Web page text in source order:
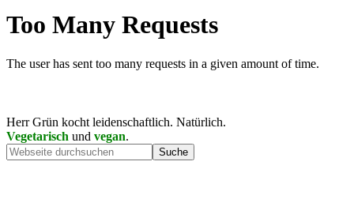
Herr Grün kocht leidenschaftlich. Natürlich.
Vegetarisch und vegan.